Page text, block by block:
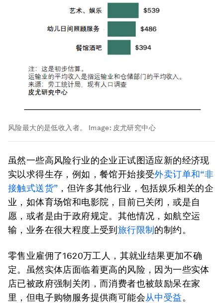
风险最大的是低收入者。 Image: 皮尤研究中心
虽然一些高风险行业的企业正试图适应新的经济现
实以求得生存，例如，餐馆开始接受外卖订单和“非
接触式送货” ，但许多其他行业，包括娱乐相关的企
业，如体育场馆和电影院，目前已关闭，或是自
愿，或者是由于政府规定。其他情况，如航空运
输，业务在很大程度上受到旅行限制的制约。
零售业雇佣了1620万工人，其就业结果更加不确
定。虽然实体店面临着更高的风险，因为一些实体
店已被政府强制关闭，而消费者也被鼓励呆在家
里，但电子购物服务提供商可能会从中受益。